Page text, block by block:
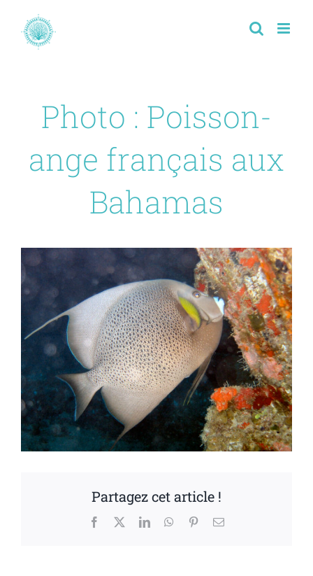
contenu
Photo : Poisson-
ange français aux
Bahamas
Partagez cet article !
Facebook LinkedInWhatsApp
PinterestEmail